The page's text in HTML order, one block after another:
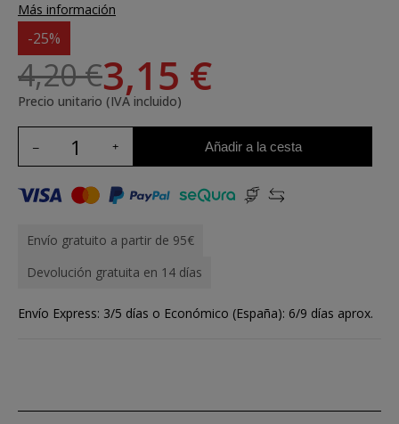
Más información
-25%
4,20 €3,15 €
Precio unitario (IVA incluido)
Añadir a la cesta
Envío gratuito a partir de 95€
Devolución gratuita en 14 días
Envío Express: 3/5 días o Económico (España): 6/9 días aprox.